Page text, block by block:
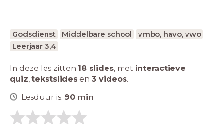
Godsdienst Middelbare school
vmbo, havo, vwo
Leerjaar 3,4
In deze les zitten 18 slides, met interactieve
quiz, tekstslides en 3 videos.
Lesduur is: 90 min